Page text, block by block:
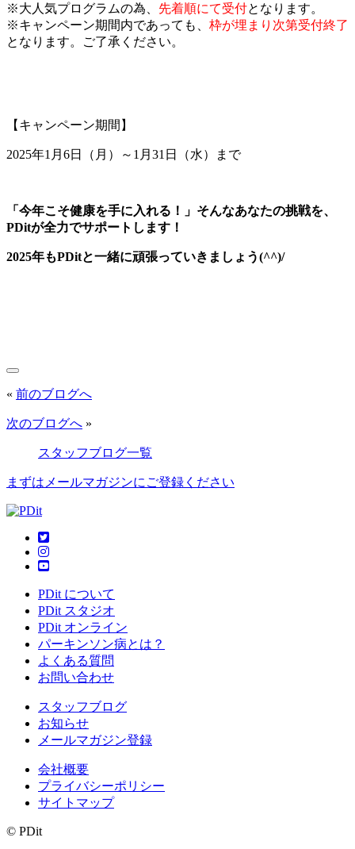
※大人気プログラムの為、 先着順にて受付となります。
※キャンペーン期間内であっても、 枠が埋まり次第受付終了
となります。ご了承ください。
【キャンペーン期間】
2025年1月6日（月）～1月31日（水）まで
「今年こそ健康を手に入れる！」そんなあなたの挑戦を、
PDitが全力でサポートします！
2025年もPDitと一緒に頑張っていきましょう(^^)/
« 前のブログへ
次のブログへ »
スタッフブログ一覧
まずはメールマガジンにご登録ください
PDit について
PDit スタジオ
PDit オンライン
パーキンソン病とは？
よくある質問
お問い合わせ
スタッフブログ
お知らせ
メールマガジン登録
会社概要
プライバシーポリシー
サイトマップ
© PDit